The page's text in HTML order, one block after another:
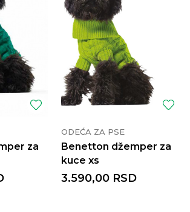
za
ODEĆA ZA PSE
Benetton džemper za
kuce xs
3.590,00 RSD